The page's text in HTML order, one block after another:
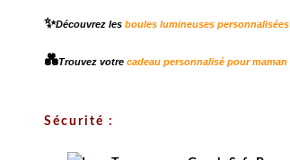
✨Découvrez les boules lumineuses personnalisées
💑Trouvez votre cadeau personnalisé pour maman
Sécurité :